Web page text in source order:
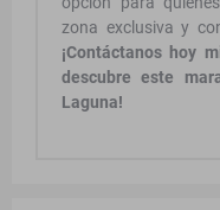
zona exclusiva y
¡Contáctanos hoy
descubre este
Laguna!